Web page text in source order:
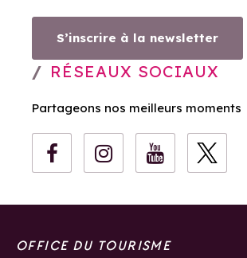
S’inscrire à la newsletter
RÉSEAUX SOCIAUX
Partageons nos meilleurs moments
OFFICE DU TOURISME